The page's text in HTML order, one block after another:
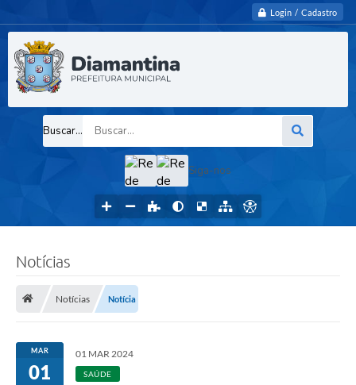
Login / Cadastro
Buscar...
Siga-nos
Notícias
Notícias Notícia
MAR
01
01 MAR 2024
SAÚDE